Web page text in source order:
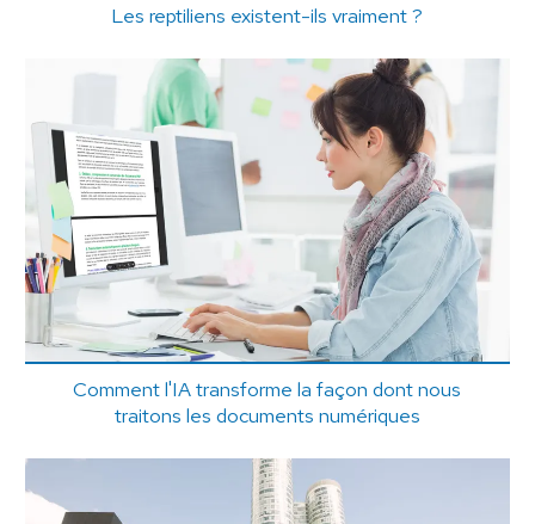
Les reptiliens existent-ils vraiment ?
Comment l'IA transforme la façon dont nous
traitons les documents numériques